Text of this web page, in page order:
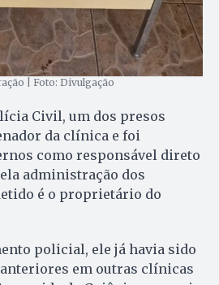
| Foto: Divulgação
Civil, um dos presos
da clínica e foi
como responsável direto
administração dos
é o proprietário do
policial, ele já havia sido
em outras clínicas